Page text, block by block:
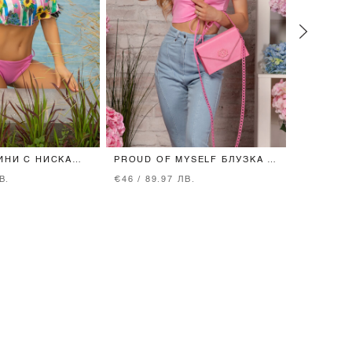
С НИСКА
PROUD OF MYSELF БЛУЗКА -
€46 / 89.97 ЛВ.